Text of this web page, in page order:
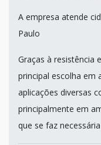
A empresa atende
Paulo
Graças à resistência
principal escolha em
aplicações diversas
principalmente em
que se faz